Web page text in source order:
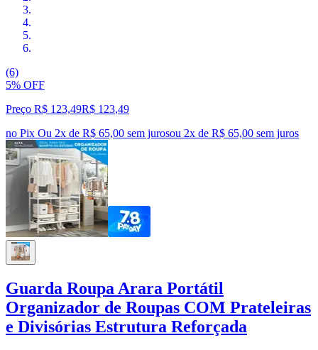
(6)
5% OFF
Preço R$ 123,49R$ 123,49
no Pix Ou 2x de R$ 65,00 sem jurosou 2x de R$ 65,00 sem juros
Guarda Roupa Arara Portátil
Organizador de Roupas COM Prateleiras
e Divisórias Estrutura Reforçada